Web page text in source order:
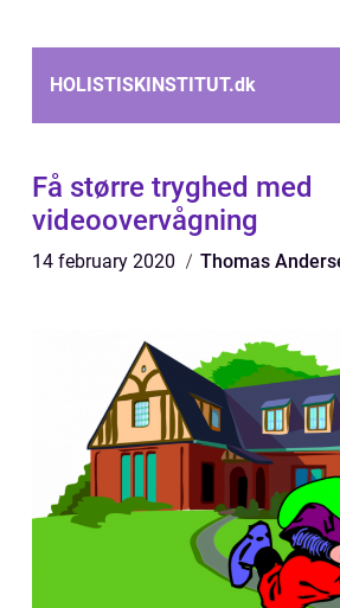
HOLISTISKINSTITUT.dk
Få større tryghed med
videoovervågning
14 february 2020 Thomas